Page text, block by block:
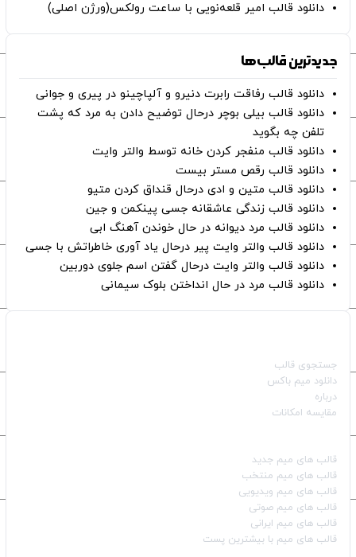
دانلود قالب امیر قلعه‌نویی با ساعت رولکس(ورژن اصلی)
جدیدترین قالب‌ها
دانلود قالب رفاقت رابرت دنیرو و آلپاچینو در پیری و جوانی
دانلود قالب بیلی بوچر درحال توضیح دادن به مرد که پشت
تلفن چه بگوید
دانلود قالب منفجر کردن خانه توسط والتر وایت
دانلود قالب رقص مستر بیست
دانلود قالب متین و ادی درحال قنداق کردن متیو
دانلود قالب زندگی عاشقانه جسی پینکمن و جین
دانلود قالب مرد دیوانه در حال خوندن آهنگ ابی
دانلود قالب والتر وایت پیر درحال یاد آوری خاطراتش با جسی
دانلود قالب والتر وایت درحال گفتن اسم جلوی دوربین
دانلود قالب مرد در حال انداختن بلوک سیمانی
جستجوی قالب
دانلود میم باکس
درباره
مقایسه امکانات
قالب‌ های میم جدید
قالب‌ های میم منتخب
قالب‌ های میم ویدیویی
قالب‌ های میم صوتی
قالب‌ های میم ایرانی
قالب‌ های میم با بیشترین پست